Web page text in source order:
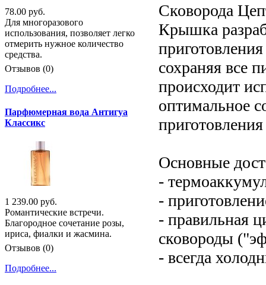
Сковорода
Крышка
сохраняя все
происходит
оптимальное
Основные
-
-
- правильная
сковороды
- всегда
78.00 руб.
Для многоразового
использования, позволяет легко
отмерить нужное количество
средства.
Отзывов (0)
Подробнее...
Парфюмерная вода Антигуа
Классикс
1 239.00 руб.
Романтические встречи.
Благородное сочетание розы,
ириса, фиалки и жасмина.
Отзывов (0)
Подробнее...